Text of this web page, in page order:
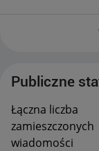
Publiczne
Łączna liczba
zamieszczonych
wiadomości